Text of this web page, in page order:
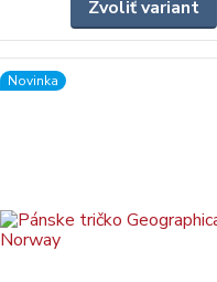
Zvoliť variant
Novinka